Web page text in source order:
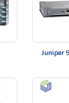
Juniper